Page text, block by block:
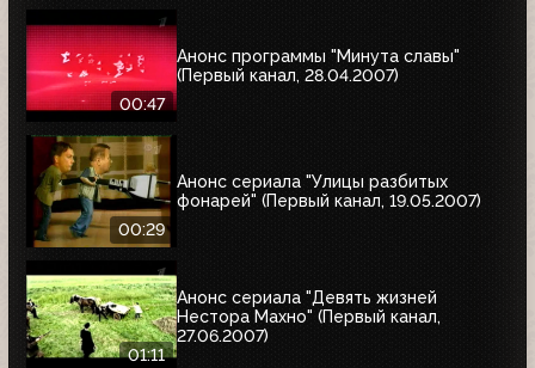
00:47
Анонс программы "Минута славы"
(Первый канал, 28.04.2007)
00:29
Анонс сериала "Улицы разбитых
фонарей" (Первый канал, 19.05.2007)
01:11
Анонс сериала "Девять жизней
Нестора Махно" (Первый канал,
27.06.2007)